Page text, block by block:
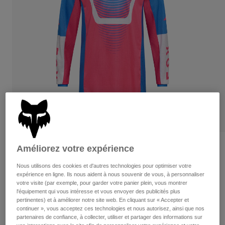
Goggles
Guards & Protection
Gloves
Jackets & Hydration Vests
Base Layers
Gear Bags
Socks
Replacement Parts
Shorts
Pants
Pads & Protection
Jackets
Gloves
Goggles
Base Layers
Bottles & Hydration Packs
Socks
Replacement Parts
Womens
Hats
Shirts
Sweatshirts
Pants
Shorts
Tout acheter
Critiques
180 Collect Jersey
non.36315-A01-XS
54,95 C$
Améliorez votre expérience
Nous utilisons des cookies et d'autres technologies pour optimiser votre
expérience en ligne. Ils nous aident à nous souvenir de vous, à personnaliser
votre visite (par exemple, pour garder votre panier plein, vous montrer
l'équipement qui vous intéresse et vous envoyer des publicités plus
pertinentes) et à améliorer notre site web. En cliquant sur « Accepter et
continuer », vous acceptez ces technologies et nous autorisez, ainsi que nos
partenaires de confiance, à collecter, utiliser et partager des informations sur